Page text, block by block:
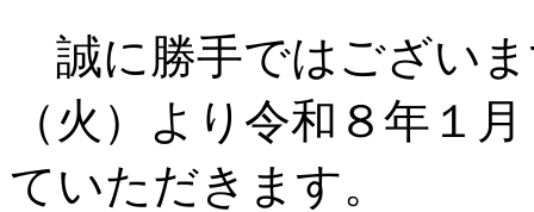
誠に勝手ではござい
（火）より令和８年１
ていただきます。